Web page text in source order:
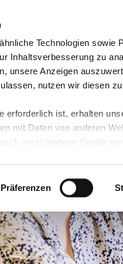
Technologien sowie
Inhaltsverbesserung zu
unsere Anzeigen
nutzen wir diesen
erforderlich ist, erhalten
mit Daten von anderen
verschiedene Geräte
ist kein der EU
Daten führen kann.
unseren
Funktionen für diese
mittels
erteilte Einwilligung stets
Präferenzen
& Angebote